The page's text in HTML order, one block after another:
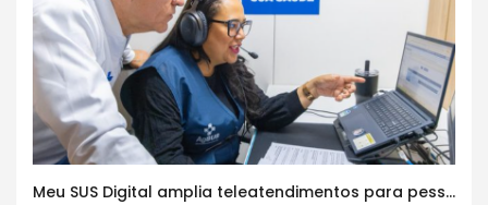
Meu SUS Digital amplia teleatendimentos para pessoas com problemas com jogos e apostas